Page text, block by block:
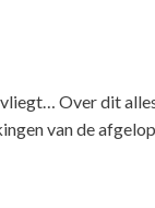
Over dit
van de